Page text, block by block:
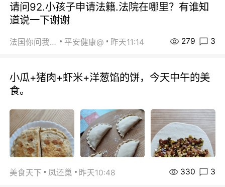
请问92.小孩子申请法籍.法院在哪里？有谁知
道说一下谢谢
法国你问我答 平安健康@ 昨天11:14 279 3
小瓜+猪肉+虾米+洋葱馅的饼，今天中午的美
食。
美食天下 凤还巢 昨天10:48 330 3